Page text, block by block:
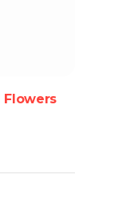
Flowers